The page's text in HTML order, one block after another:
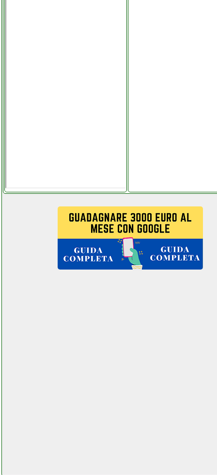
smartphone futurephone.it
xone camino elettrico tesla
15kw valentestore.it
xone stufa gpl
ferramentacapaldi.it